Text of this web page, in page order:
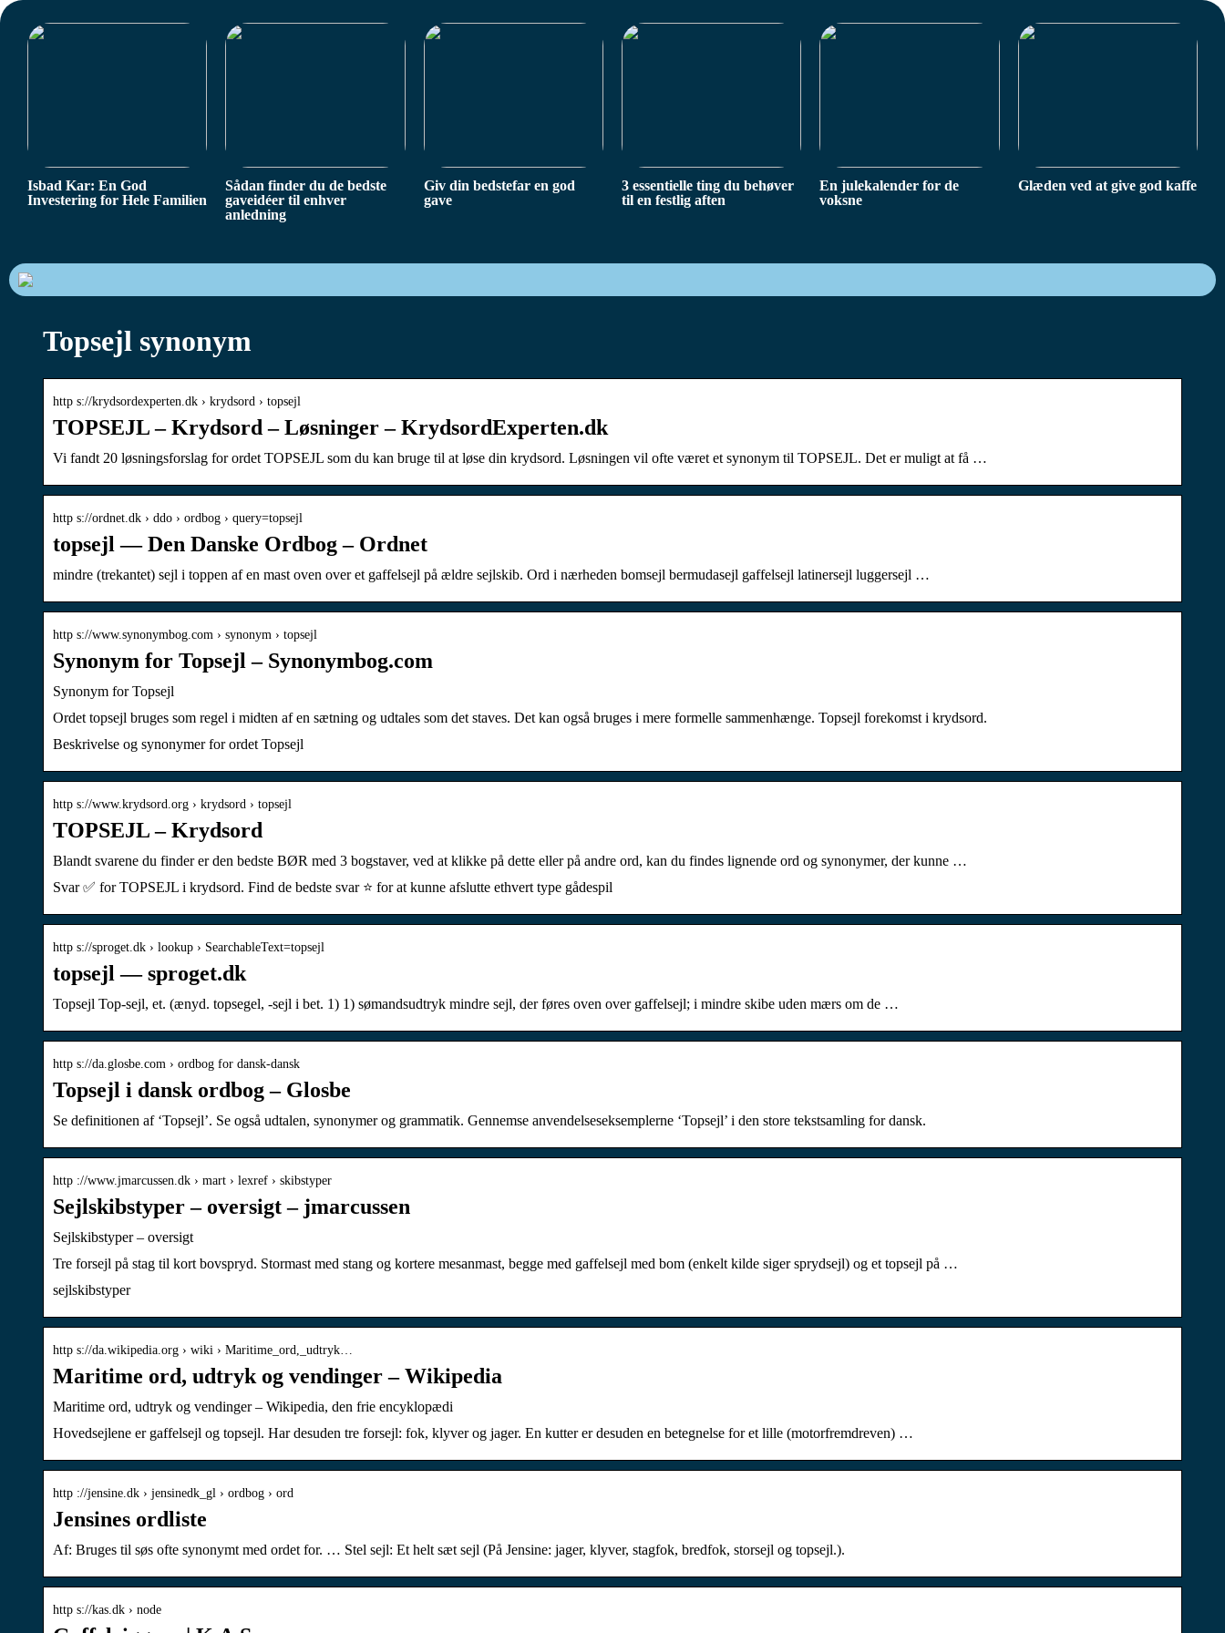
Isbad Kar: En God
Investering for Hele Familien
Sådan finder du de bedste
gaveidéer til enhver
anledning
Giv din bedstefar en god
gave
3 essentielle ting du behøver
til en festlig aften
En julekalender for de
voksne
Glæden ved at give god kaffe
Topsejl synonym
http s://krydsordexperten.dk › krydsord › topsejl
TOPSEJL – Krydsord – Løsninger – KrydsordExperten.dk
Vi fandt 20 løsningsforslag for ordet TOPSEJL som du kan bruge til at løse din krydsord. Løsningen vil ofte været et synonym til TOPSEJL. Det er muligt at få …
http s://ordnet.dk › ddo › ordbog › query=topsejl
topsejl — Den Danske Ordbog – Ordnet
mindre (trekantet) sejl i toppen af en mast oven over et gaffelsejl på ældre sejlskib. Ord i nærheden bomsejl bermudasejl gaffelsejl latinersejl luggersejl …
http s://www.synonymbog.com › synonym › topsejl
Synonym for Topsejl – Synonymbog.com
Synonym for Topsejl
Ordet topsejl bruges som regel i midten af ​​en sætning og udtales som det staves. Det kan også bruges i mere formelle sammenhænge. Topsejl forekomst i krydsord.
Beskrivelse og synonymer for ordet Topsejl
http s://www.krydsord.org › krydsord › topsejl
TOPSEJL – Krydsord
Blandt svarene du finder er den bedste BØR med 3 bogstaver, ved at klikke på dette eller på andre ord, kan du findes lignende ord og synonymer, der kunne …
Svar ✅ for TOPSEJL i krydsord. Find de bedste svar ⭐ for at kunne afslutte ethvert type gådespil
http s://sproget.dk › lookup › SearchableText=topsejl
topsejl — sproget.dk
Topsejl Top-sejl, et. (ænyd. topsegel, -sejl i bet. 1) 1) sømandsudtryk mindre sejl, der føres oven over gaffelsejl; i mindre skibe uden mærs om de …
http s://da.glosbe.com › ordbog for dansk-dansk
Topsejl i dansk ordbog – Glosbe
Se definitionen af ‘Topsejl’. Se også udtalen, synonymer og grammatik. Gennemse anvendelseseksemplerne ‘Topsejl’ i den store tekstsamling for dansk.
http ://www.jmarcussen.dk › mart › lexref › skibstyper
Sejlskibstyper – oversigt – jmarcussen
Sejlskibstyper – oversigt
Tre forsejl på stag til kort bovspryd. Stormast med stang og kortere mesanmast, begge med gaffelsejl med bom (enkelt kilde siger sprydsejl) og et topsejl på …
sejlskibstyper
http s://da.wikipedia.org › wiki › Maritime_ord,_udtryk…
Maritime ord, udtryk og vendinger – Wikipedia
Maritime ord, udtryk og vendinger – Wikipedia, den frie encyklopædi
Hovedsejlene er gaffelsejl og topsejl. Har desuden tre forsejl: fok, klyver og jager. En kutter er desuden en betegnelse for et lille (motorfremdreven) …
http ://jensine.dk › jensinedk_gl › ordbog › ord
Jensines ordliste
Af: Bruges til søs ofte synonymt med ordet for. … Stel sejl: Et helt sæt sejl (På Jensine: jager, klyver, stagfok, bredfok, storsejl og topsejl.).
http s://kas.dk › node